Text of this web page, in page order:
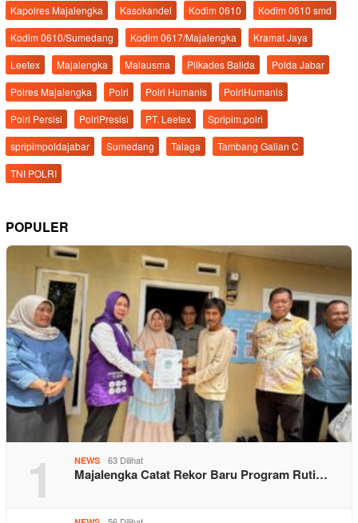
Kapolres Majalengka
Kasokandel Kodim 0610
Kodim 0610 smd
Kodim 0610/Sumedang
Kodim 0617/Majalengka
Kramat Jaya
Leetex
Majalengka Malausma Pilkades Balida
Polda Jabar
Polres Majalengka
Polri Polri Humanis
PolriHumanis
Polri Persisi
PolriPresisi PT. Leetex
Spripim.polri
spripimpoldajabar
Sumedang Talaga
Tambang Galian C
TNI POLRI
POPULER
1 NEWS 63 Dilihat
Majalengka Catat Rekor Baru Program Ruti…